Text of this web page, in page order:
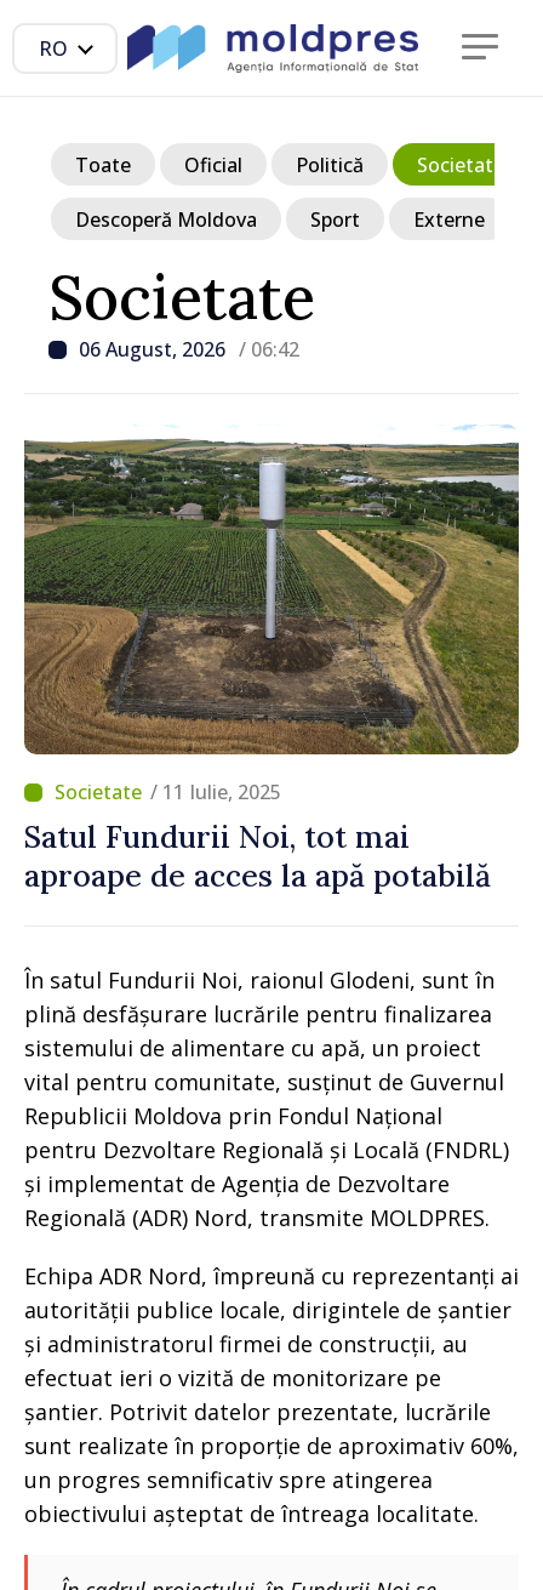
RO
Societate
06 August, 2026 / 06:42
Toate Oficial Politică Societate
Descoperă Moldova Sport Externe
/ 11 Iulie, 2025
Satul Fundurii Noi, tot mai
aproape de acces la apă potabilă
În satul Fundurii Noi, raionul Glodeni, sunt în
plină desfășurare lucrările pentru finalizarea
sistemului de alimentare cu apă, un proiect
vital pentru comunitate, susținut de Guvernul
Republicii Moldova prin Fondul Național
pentru Dezvoltare Regională și Locală (FNDRL)
și implementat de Agenția de Dezvoltare
Regională (ADR) Nord, transmite MOLDPRES.
Echipa ADR Nord, împreună cu reprezentanți ai
autorității publice locale, dirigintele de șantier
și administratorul firmei de construcții, au
efectuat ieri o vizită de monitorizare pe
șantier. Potrivit datelor prezentate, lucrările
sunt realizate în proporție de aproximativ 60%,
un progres semnificativ spre atingerea
obiectivului așteptat de întreaga localitate.